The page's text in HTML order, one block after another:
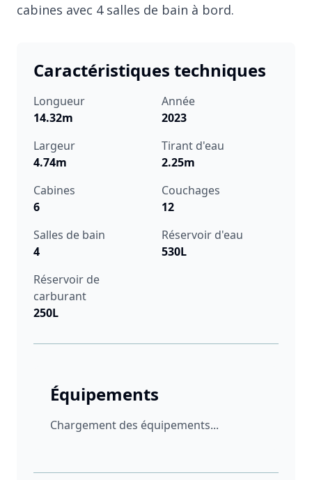
cabines avec 4 salles de bain à bord.
Caractéristiques techniques
Longueur
14.32m
Année
2023
Largeur
4.74m
Tirant d'eau
2.25m
Cabines
6
Couchages
12
Salles de bain
4
Réservoir d'eau
530L
Réservoir de
carburant
250L
Équipements
Chargement des équipements...